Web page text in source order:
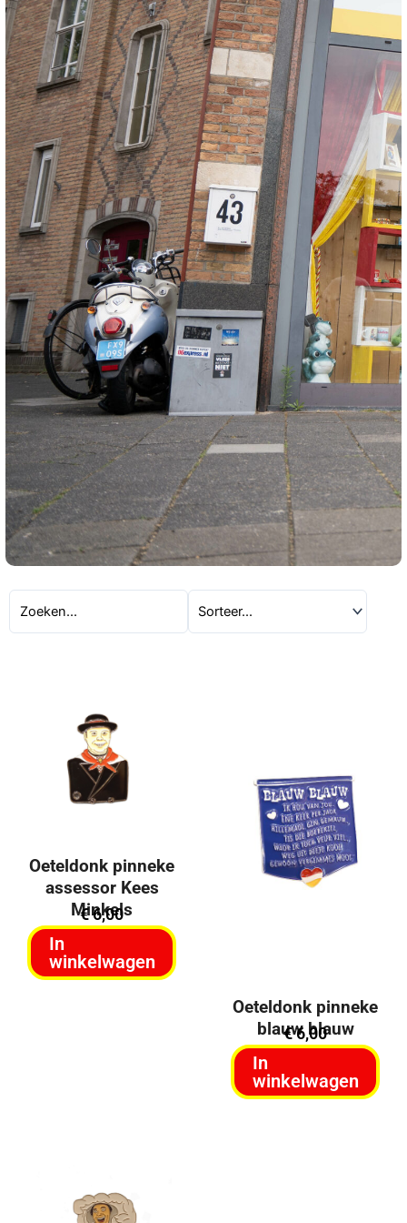
Oeteldonk pinneke
assessor Kees
Minkels
€6,00
In
winkelwagen
Oeteldonk pinneke
blauw blauw
€6,00
In
winkelwagen